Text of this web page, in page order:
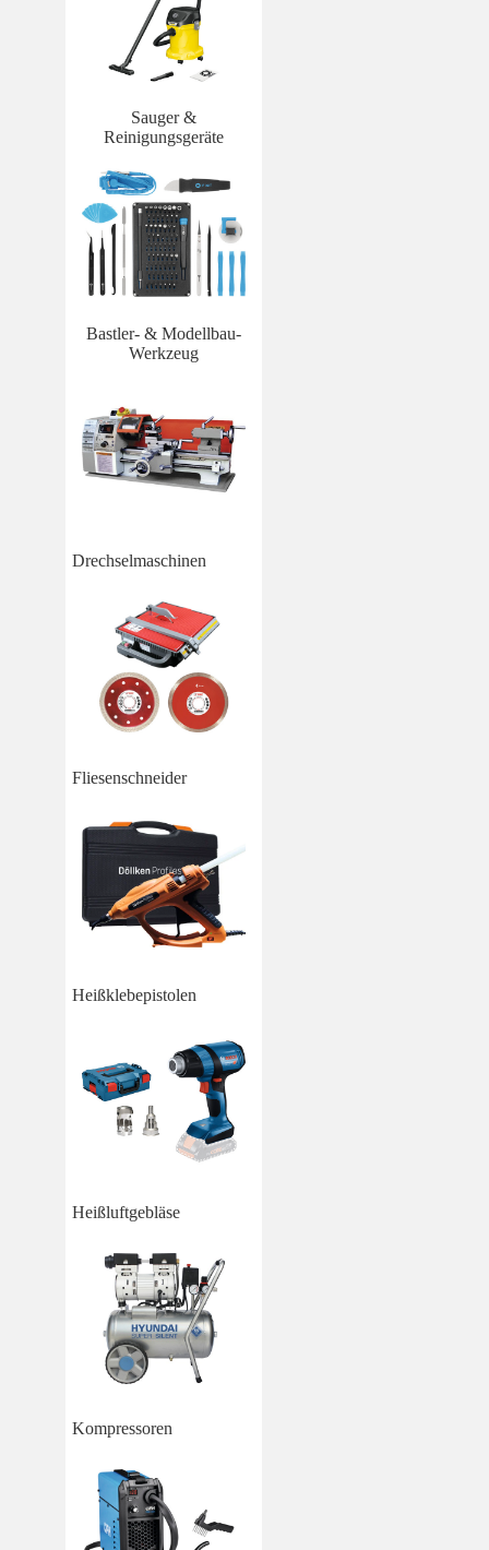
Sauger &
Reinigungsgeräte
Bastler- & Modellbau-
Werkzeug
Drechselmaschinen
Fliesenschneider
Heißklebepistolen
Heißluftgebläse
Kompressoren